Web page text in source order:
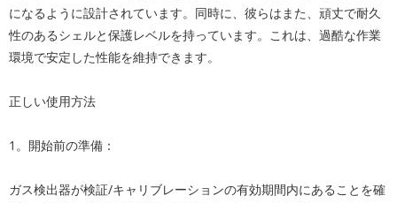
になるように設計されています。同時に、彼らはまた、頑丈で耐久
性のあるシェルと保護レベルを持っています。これは、過酷な作業
環境で安定した性能を維持できます。
正しい使用方法
1。開始前の準備：
ガス検出器が検証/キャリブレーションの有効期間内にあることを確